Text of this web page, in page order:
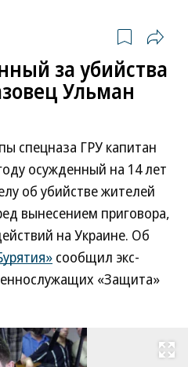
за убийства
Ульман
спецназа ГРУ капитан
осужденный на 14 лет
об убийстве жителей
вынесением приговора,
на Украине. Об
сообщил экс-
«Защита»
Развернуть